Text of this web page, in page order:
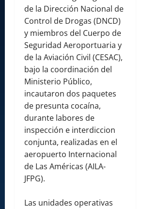
de la Dirección Nacional de
Control de Drogas (DNCD)
y miembros del Cuerpo de
Seguridad Aeroportuaria y
de la Aviación Civil (CESAC),
bajo la coordinación del
Ministerio Público,
incautaron dos paquetes
de presunta cocaína,
durante labores de
inspección e interdiccion
conjunta, realizadas en el
aeropuerto Internacional
de Las Américas (AILA-
JFPG).
Las unidades operativas